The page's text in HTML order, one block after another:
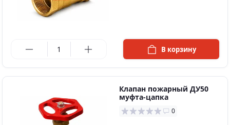
В корзину
Клапан пожарный ДУ50
муфта-цапка
0